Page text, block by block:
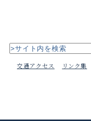
交通アクセス リンク集